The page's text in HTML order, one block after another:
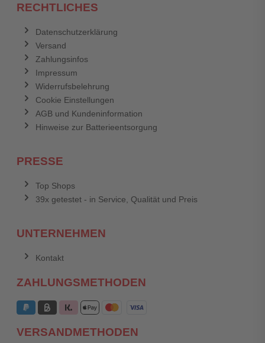
RECHTLICHES
Datenschutzerklärung
Versand
Zahlungsinfos
Impressum
Widerrufsbelehrung
Cookie Einstellungen
AGB und Kundeninformation
Hinweise zur Batterieentsorgung
PRESSE
Top Shops
39x getestet - in Service, Qualität und Preis
UNTERNEHMEN
Kontakt
ZAHLUNGSMETHODEN
VERSANDMETHODEN